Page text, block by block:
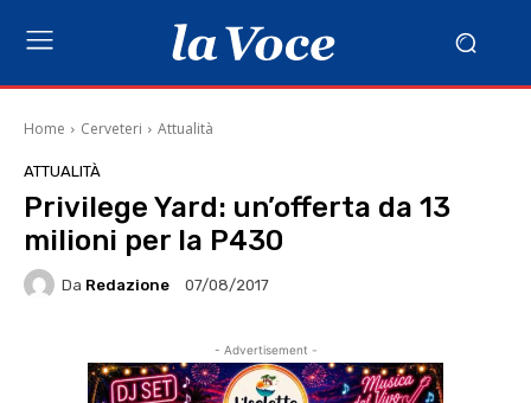
Home Cerveteri Attualità
ATTUALITÀ
Privilege Yard: un’offerta da 13
milioni per la P430
Da Redazione 07/08/2017
- Advertisement -